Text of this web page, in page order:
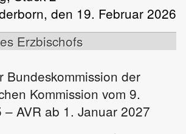
den 19. Februar 2026
Erzbischofs
Bundeskommission der
Kommission vom 9.
AVR ab 1. Januar 2027